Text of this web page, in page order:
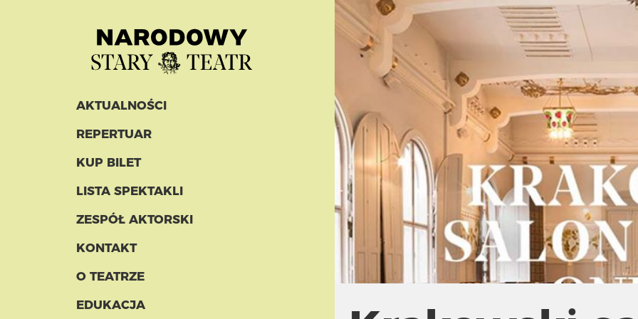
AKTUALNOŚCI
REPERTUAR
KUP BILET
LISTA SPEKTAKLI
ZESPÓŁ AKTORSKI
KONTAKT
O TEATRZE
EDUKACJA